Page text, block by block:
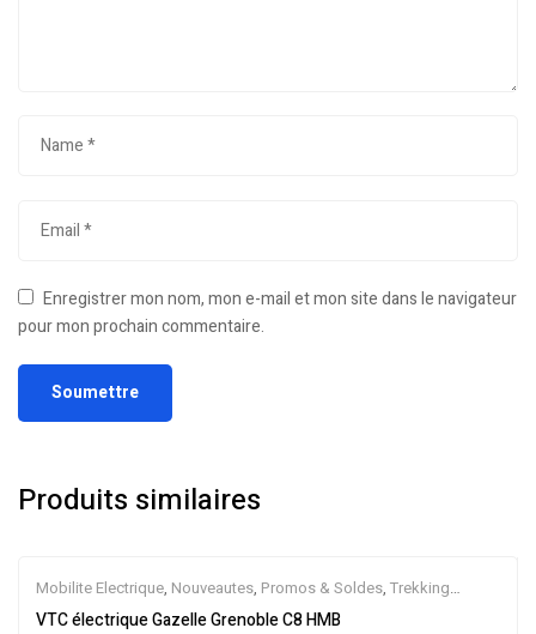
Enregistrer mon nom, mon e-mail et mon site dans le navigateur
pour mon prochain commentaire.
Produits similaires
Mobilite Electrique, Nouveautes, Promos & Soldes, Trekking
électrique,Vélo électrique ville,Velos Electriques
VTC électrique Gazelle Grenoble C8 HMB